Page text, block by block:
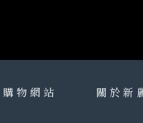
購物網站 關於新